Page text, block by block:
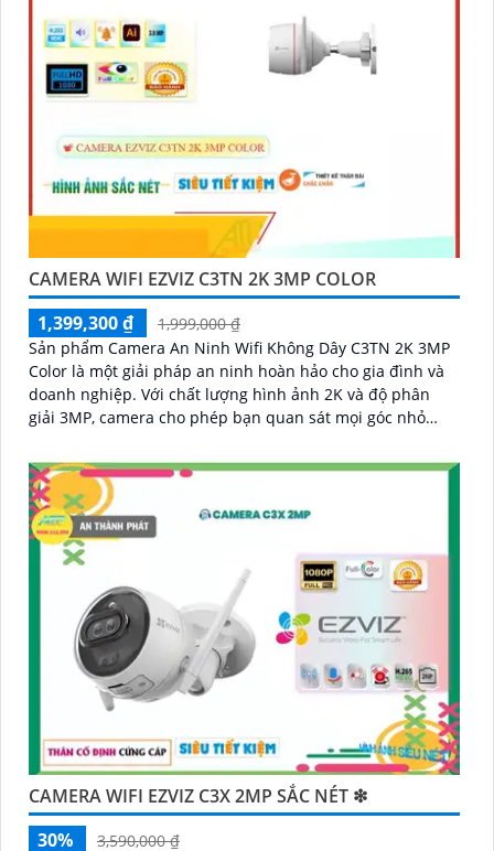
CAMERA WIFI EZVIZ C3TN 2K 3MP COLOR
1,399,300 ₫
1,999,000 ₫
Sản phẩm Camera An Ninh Wifi Không Dây C3TN 2K 3MP
Color là một giải pháp an ninh hoàn hảo cho gia đình và
doanh nghiệp. Với chất lượng hình ảnh 2K và độ phân
giải 3MP, camera cho phép bạn quan sát mọi góc nhỏ
CAMERA WIFI EZVIZ C3X 2MP SẮC NÉT ❇
30%
3,590,000 ₫